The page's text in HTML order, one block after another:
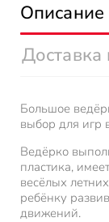
Описание
Доставка
Большое
выбор для игр
Ведёрко
пластика,
весёлых
ребёнку
движений.